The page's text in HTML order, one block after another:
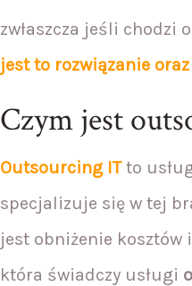
zwłaszcza jeśli chodzi
jest to rozwiązanie
Czym jest
Outsourcing ITto
specjalizuje się w tej
jest obniżenie
która świadczy usługi